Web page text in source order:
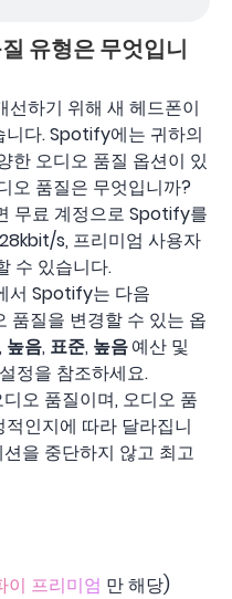
유형은 무엇입니
하기 위해 새 헤드폰이
니다. Spotify에는 귀하의
한 오디오 품질 옵션이 있
오 품질은 무엇입니까?
무료 계정으로 Spotify를
s, 프리미엄 사용자
수 있습니다.
서 Spotify는 다음
품질을 변경할 수 있는 옵
, 높음, 표준, 높음예산 및
정을 참조하세요.
오 품질이며, 오디오 품
인지에 따라 달라집니
을 중단하지 않고 최고
이 프리미엄 만 해당)